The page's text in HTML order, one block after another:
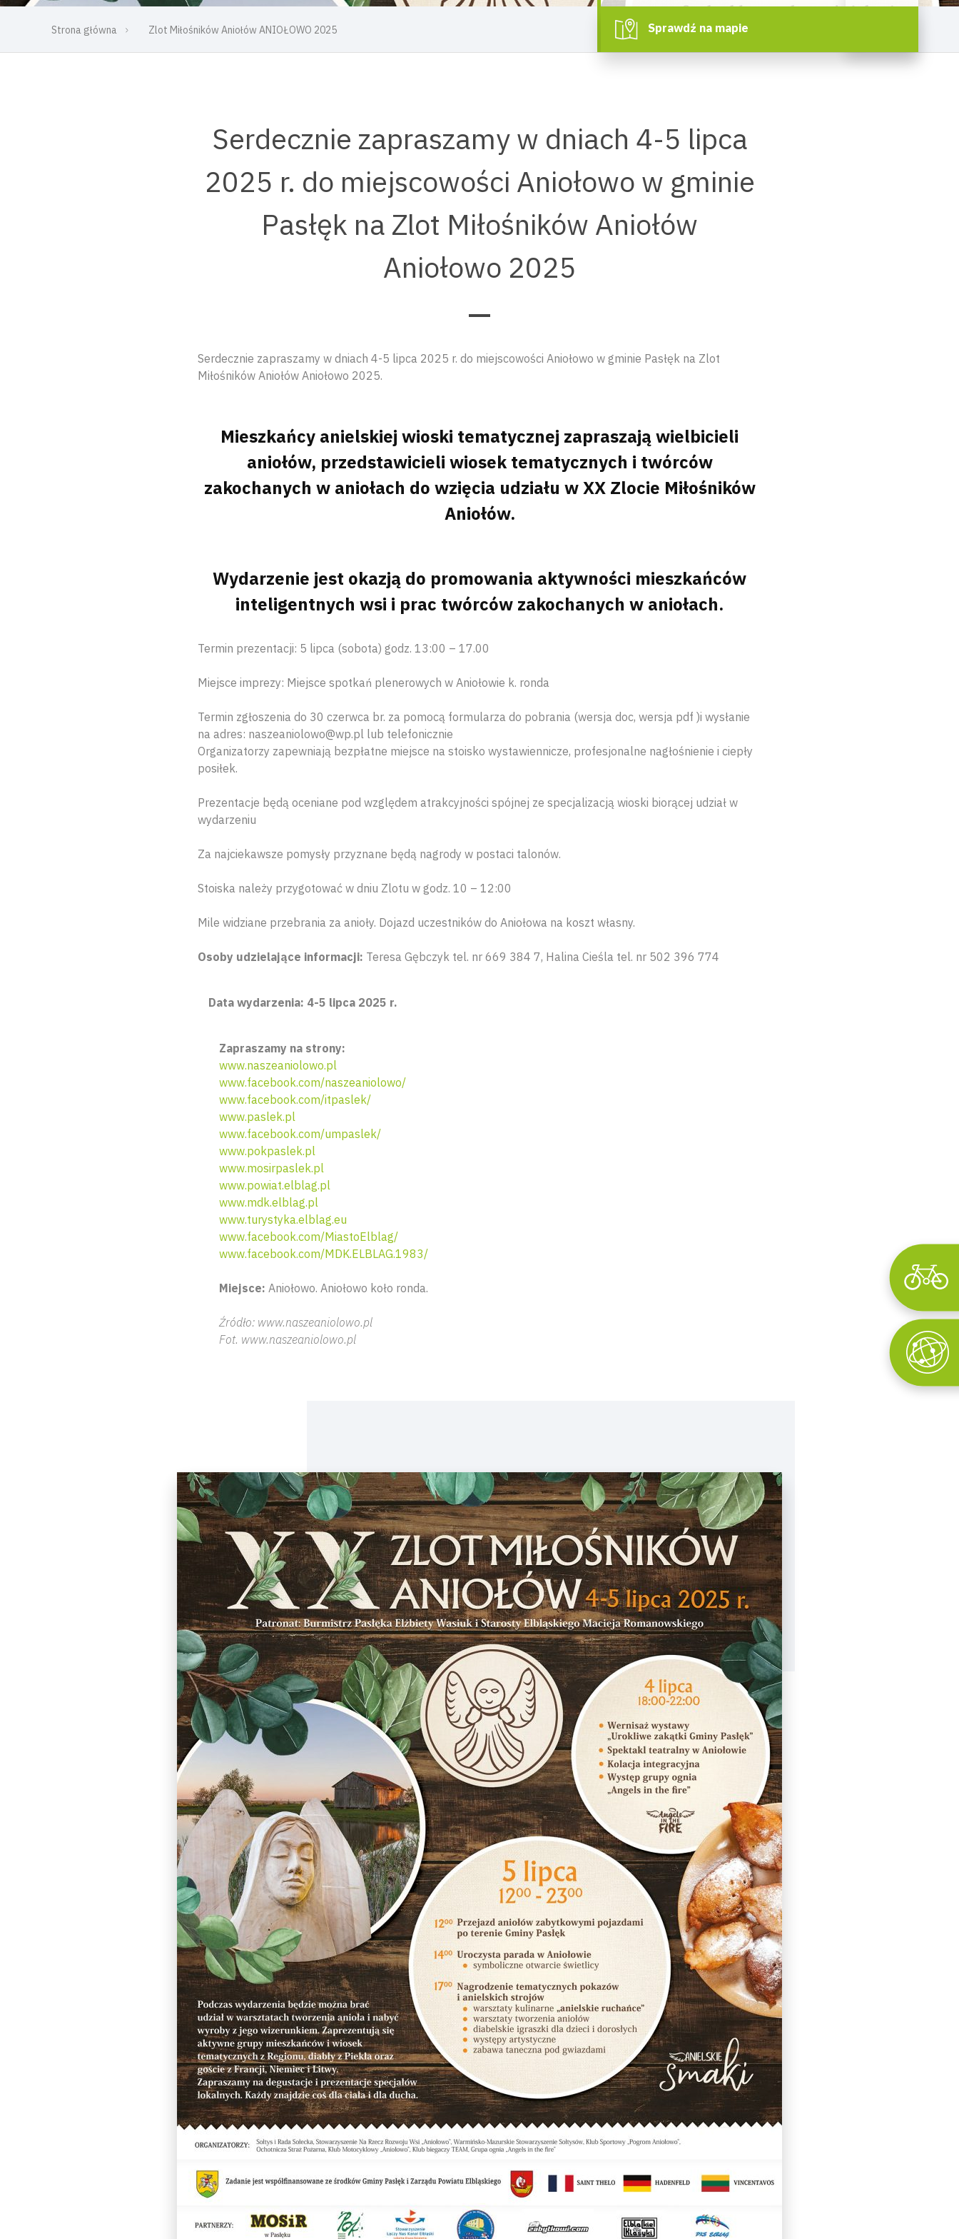
Strona główna Zlot Miłośników Aniołów ANIOŁOWO 2025 Sprawdź na mapie
Serdecznie zapraszamy w dniach 4-5 lipca
2025 r. do miejscowości Aniołowo w gminie
Pasłęk na Zlot Miłośników Aniołów
Aniołowo 2025
Serdecznie zapraszamy w dniach 4-5 lipca 2025 r. do miejscowości Aniołowo w gminie Pasłęk na Zlot
Miłośników Aniołów Aniołowo 2025.
Mieszkańcy anielskiej wioski tematycznej zapraszają wielbicieli
aniołów, przedstawicieli wiosek tematycznych i twórców
zakochanych w aniołach do wzięcia udziału w XX Zlocie Miłośników
Aniołów.
Wydarzenie jest okazją do promowania aktywności mieszkańców
inteligentnych wsi i prac twórców zakochanych w aniołach.
Termin prezentacji: 5 lipca (sobota) godz. 13:00 – 17.00
Miejsce imprezy: Miejsce spotkań plenerowych w Aniołowie k. ronda
Termin zgłoszenia do 30 czerwca br. za pomocą formularza do pobrania (wersja doc, wersja pdf )i wysłanie
na adres: naszeaniolowo@wp.pl lub telefonicznie
Organizatorzy zapewniają bezpłatne miejsce na stoisko wystawiennicze, profesjonalne nagłośnienie i ciepły
posiłek.
Prezentacje będą oceniane pod względem atrakcyjności spójnej ze specjalizacją wioski biorącej udział w
wydarzeniu
Za najciekawsze pomysły przyznane będą nagrody w postaci talonów.
Stoiska należy przygotować w dniu Zlotu w godz. 10 – 12:00
Mile widziane przebrania za anioły. Dojazd uczestników do Aniołowa na koszt własny.
Osoby udzielające informacji: Teresa Gębczyk tel. nr 669 384 7, Halina Cieśla tel. nr 502 396 774
Data wydarzenia: 4-5 lipca 2025 r.
Zapraszamy na strony:
www.naszeaniolowo.pl
www.facebook.com/naszeaniolowo/
www.facebook.com/itpaslek/
www.paslek.pl
www.facebook.com/umpaslek/
www.pokpaslek.pl
www.mosirpaslek.pl
www.powiat.elblag.pl
www.mdk.elblag.pl
www.turystyka.elblag.eu
www.facebook.com/MiastoElblag/
www.facebook.com/MDK.ELBLAG.1983/
Miejsce: Aniołowo. Aniołowo koło ronda.
Źródło: www.naszeaniolowo.pl
Fot. www.naszeaniolowo.pl
Wyszukaj